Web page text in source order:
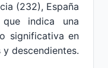
(232), España
indica una
significativa en
descendientes.